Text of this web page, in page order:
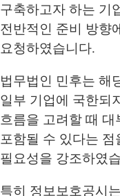
구축하고자 하는 기
전반적인 준비 방향
요청하였습니다.
법무법인 민후는 해
일부 기업에 국한되
흐름을 고려할 때 대
포함될 수 있다는 점
필요성을 강조하였
특히 정보보호공시